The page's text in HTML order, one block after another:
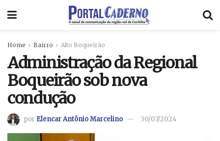
Home Bairro Alto Boqueirão
Administração da Regional
Boqueirão sob nova
condução
por Elencar Antônio Marcelino 30/07/2024